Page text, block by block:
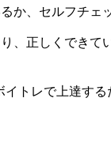
画レッスン&メー
特徴は、